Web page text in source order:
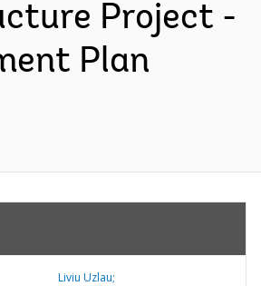
Project -
Plan
Liviu Uzlau;